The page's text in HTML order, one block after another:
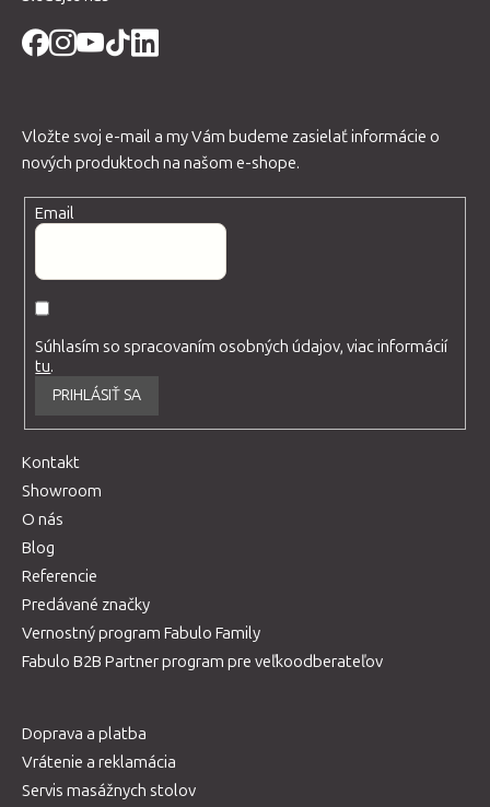
Vložte svoj e-mail a my Vám budeme zasielať informácie o
nových produktoch na našom e-shope.
Email
Súhlasím so spracovaním osobných údajov, viac informácií
tu.
PRIHLÁSIŤ SA
Kontakt
Showroom
O nás
Blog
Referencie
Predávané značky
Vernostný program Fabulo Family
Fabulo B2B Partner program pre veľkoodberateľov
Doprava a platba
Vrátenie a reklamácia
Servis masážnych stolov